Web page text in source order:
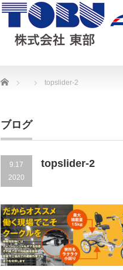
Home topslider-2
ブログ
9.17
2020
topslider-2